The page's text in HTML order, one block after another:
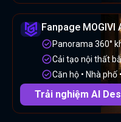
Fanpage MOGIVI
Panorama 360°
Cải tạo nội thất
Căn hộ • Nhà
Trải nghiệm AI